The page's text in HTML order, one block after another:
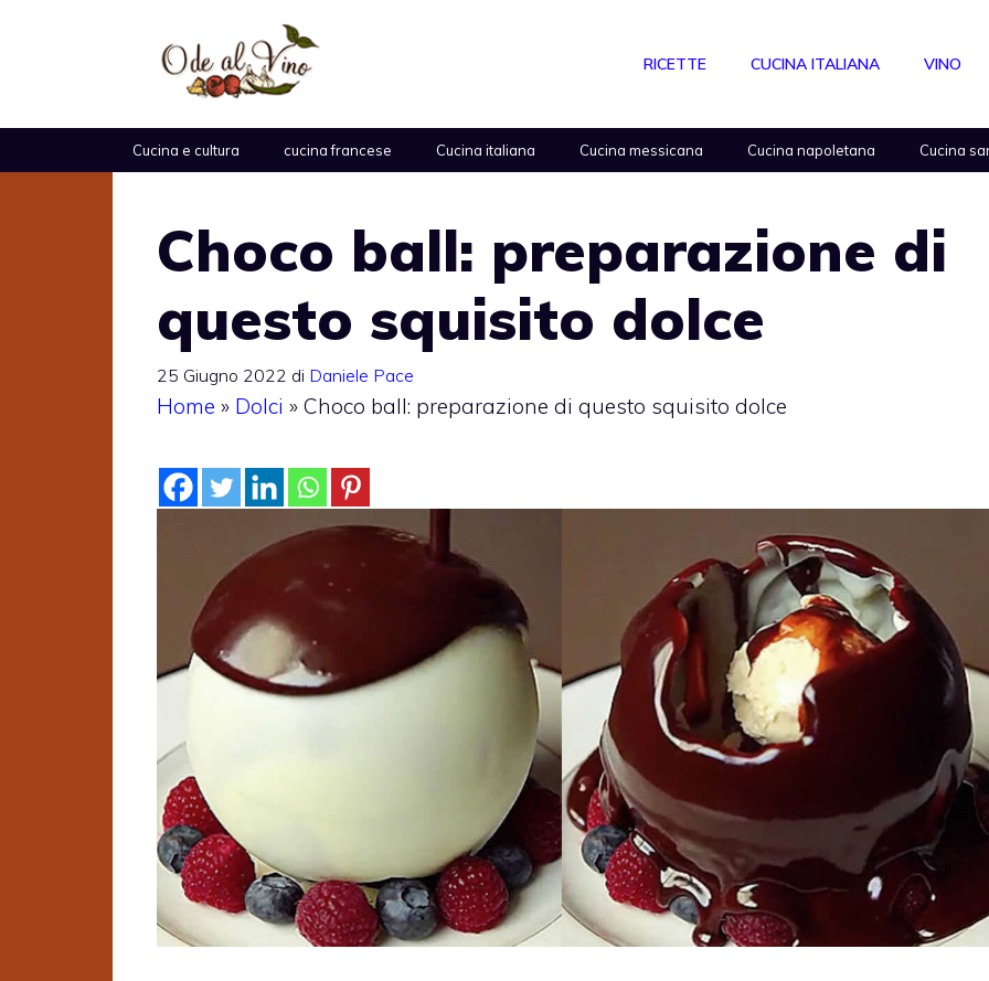
RICETTE CUCINA ITALIANA VINO
Cucina e cultura cucina francese Cucina italiana Cucina messicana Cucina napoletana Cucina
Choco ball: preparazione di
questo squisito dolce
25 Giugno 2022 di Daniele Pace
Home » Dolci » Choco ball: preparazione di questo squisito dolce